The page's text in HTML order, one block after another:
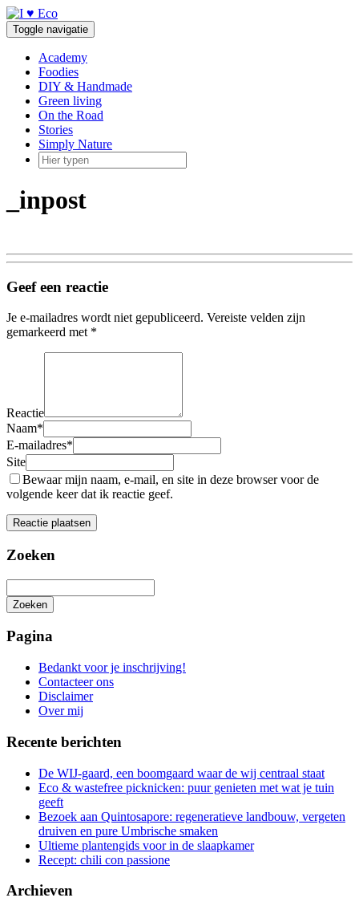
Doorgaan
naar
inhoud
Toggle navigatie
Academy
Foodies
DIY & Handmade
Green living
On the Road
Stories
Simply Nature
_inpost
Geef een reactie
Je e-mailadres wordt niet gepubliceerd. Vereiste velden zijn
gemarkeerd met *
Reactie
Naam*
E-mailadres*
Site
Bewaar mijn naam, e-mail, en site in deze browser voor de
volgende keer dat ik reactie geef.
Zoeken
Zoeken
zoeken
Pagina
Bedankt voor je inschrijving!
Contacteer ons
Disclaimer
Over mij
Recente berichten
De WIJ-gaard, een boomgaard waar de wij centraal staat
Eco & wastefree picknicken: puur genieten met wat je tuin
geeft
Bezoek aan Quintosapore: regeneratieve landbouw, vergeten
druiven en pure Umbrische smaken
Ultieme plantengids voor in de slaapkamer
Recept: chili con passione
Archieven